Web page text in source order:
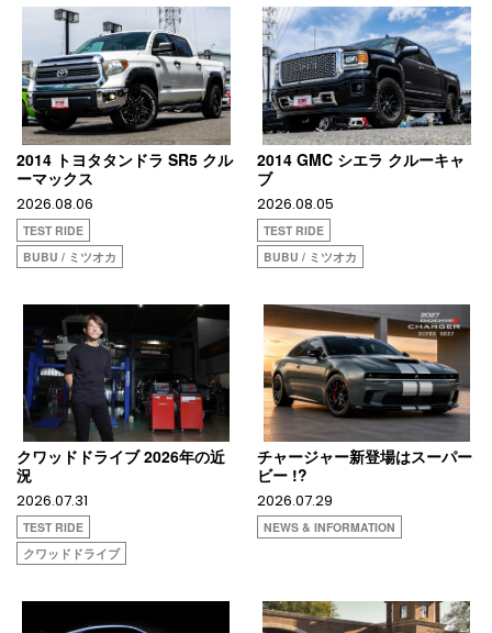
2014 トヨタタンドラ SR5 クル
ーマックス
2026.08.06
TEST RIDE
BUBU / ミツオカ
2014 GMC シエラ クルーキャ
ブ
2026.08.05
TEST RIDE
BUBU / ミツオカ
クワッドドライブ 2026年の近
況
2026.07.31
TEST RIDE
クワッドドライブ
チャージャー新登場はスーパー
ビー !?
2026.07.29
NEWS & INFORMATION